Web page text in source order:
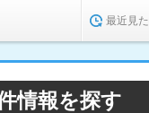
最近見
情報を探す